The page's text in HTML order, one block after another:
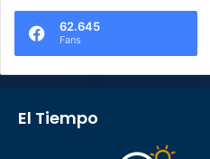
62.645
Fans
El Tiempo